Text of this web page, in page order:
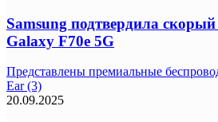
Samsung подтвердила
Galaxy F70e 5G
Представлены премиальные
Ear (3)
20.09.2025